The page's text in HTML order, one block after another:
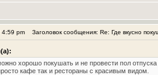
pm Заголовок сообщения: Re: Где вкусно
хорошо покушать и не провести пол
кафе так и рестораны с красивым видом.